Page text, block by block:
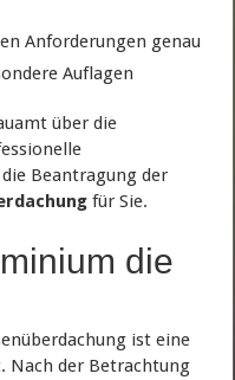
Anforderungen genau
Auflagen
über die
Beantragung der
für Sie.
die
ist eine
Nach der Betrachtung